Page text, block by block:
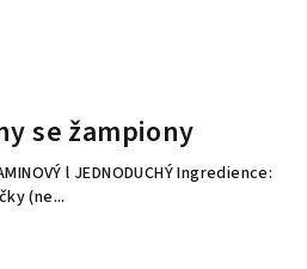
se žampiony
l JEDNODUCHÝ Ingredience:
(ne...